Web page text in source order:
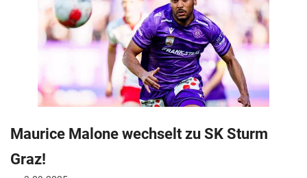
Maurice Malone wechselt zu SK Sturm
Graz!